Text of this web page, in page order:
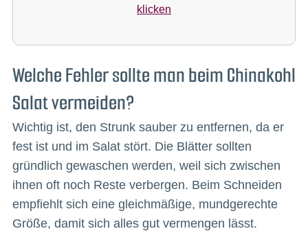
klicken
Welche Fehler sollte man beim Chinakohl
Salat vermeiden?
Wichtig ist, den Strunk sauber zu entfernen, da er
fest ist und im Salat stört. Die Blätter sollten
gründlich gewaschen werden, weil sich zwischen
ihnen oft noch Reste verbergen. Beim Schneiden
empfiehlt sich eine gleichmäßige, mundgerechte
Größe, damit sich alles gut vermengen lässt.